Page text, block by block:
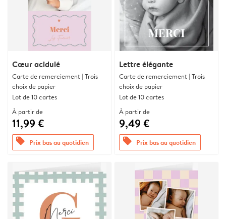
Cœur acidulé
Carte de remerciement | Trois
choix de papier
Lot de 10 cartes
À partir de
11,99 €
offers Prix bas au quotidien
Lettre élégante
Carte de remerciement | Trois
choix de papier
Lot de 10 cartes
À partir de
9,49 €
offers Prix bas au quotidien